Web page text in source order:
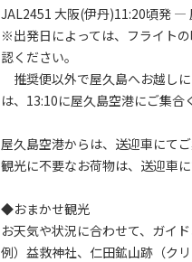
JAL2451 大阪(伊丹)11:20頃発 —
※出発日によっては、フライト
認ください。
推奨便以外で屋久島へお越し
は、13:10に屋久島空港にご集合
屋久島空港からは、送迎車にてご
観光に不要なお荷物は、送迎車に
◆おまかせ観光
お天気や状況に合わせて、ガイ
例）益救神社、仁田鉱山跡（ク